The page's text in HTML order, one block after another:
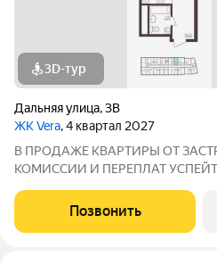
3D-тур
Дальняя улица,3В
ЖК Vera, 4 квартал 2027
В ПРОДАЖЕ КВАРТИРЫ ОТ
КОМИССИИ И ПЕРЕПЛАТ УСПЕЙТЕ ЗАБРОНИРОВАТЬ
4,6% НА ВЕСЬ СРОК
ИПОТЕКИ БРОНИРОВАНИЕ БЕСПЛАТНОЕ Адрес:
Позвонить